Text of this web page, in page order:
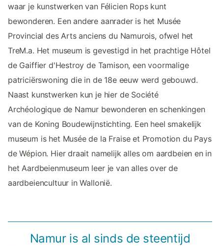
waar je kunstwerken van Félicien Rops kunt
bewonderen. Een andere aanrader is het Musée
Provincial des Arts anciens du Namurois, ofwel het
TreM.a. Het museum is gevestigd in het prachtige Hôtel
de Gaiffier d'Hestroy de Tamison, een voormalige
patriciërswoning die in de 18e eeuw werd gebouwd.
Naast kunstwerken kun je hier de Société
Archéologique de Namur bewonderen en schenkingen
van de Koning Boudewijnstichting. Een heel smakelijk
museum is het Musée de la Fraise et Promotion du Pays
de Wépion. Hier draait namelijk alles om aardbeien en in
het Aardbeienmuseum leer je van alles over de
aardbeiencultuur in Wallonië.
Namur is al sinds de steentijd